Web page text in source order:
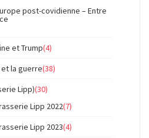
post-covidienne – Entre
et Trump(4)
la guerre(38)
Lipp)(30)
Lipp 2022(7)
Lipp 2023(4)